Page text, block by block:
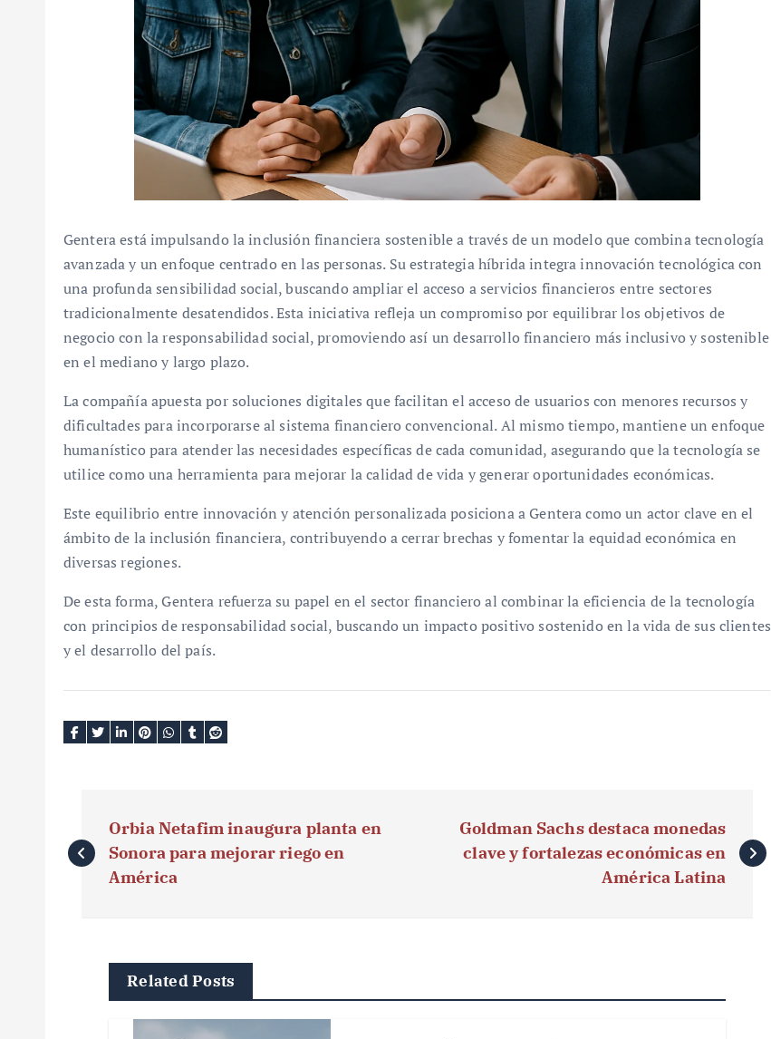
Gentera está impulsando la inclusión financiera sostenible a través de un modelo que combina tecnología
avanzada y un enfoque centrado en las personas. Su estrategia híbrida integra innovación tecnológica con
una profunda sensibilidad social, buscando ampliar el acceso a servicios financieros entre sectores
tradicionalmente desatendidos. Esta iniciativa refleja un compromiso por equilibrar los objetivos de
negocio con la responsabilidad social, promoviendo así un desarrollo financiero más inclusivo y sostenible
en el mediano y largo plazo.
La compañía apuesta por soluciones digitales que facilitan el acceso de usuarios con menores recursos y
dificultades para incorporarse al sistema financiero convencional. Al mismo tiempo, mantiene un enfoque
humanístico para atender las necesidades específicas de cada comunidad, asegurando que la tecnología se
utilice como una herramienta para mejorar la calidad de vida y generar oportunidades económicas.
Este equilibrio entre innovación y atención personalizada posiciona a Gentera como un actor clave en el
ámbito de la inclusión financiera, contribuyendo a cerrar brechas y fomentar la equidad económica en
diversas regiones.
De esta forma, Gentera refuerza su papel en el sector financiero al combinar la eficiencia de la tecnología
con principios de responsabilidad social, buscando un impacto positivo sostenido en la vida de sus clientes
y el desarrollo del país.
a
Orbia Netafim inaugura planta en
Sonora para mejorar riego en
América
Goldman Sachs destaca monedas
clave y fortalezas económicas en
América Latina
Related Posts